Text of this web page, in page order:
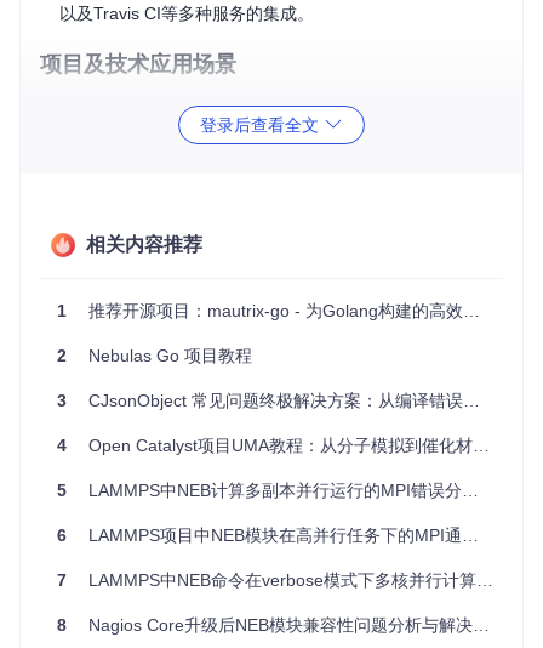
以及Travis CI等多种服务的集成。
项目及技术应用场景
Go-NEB适用于需要将外部系统集成到Matrix聊天平台的情
y引擎获取表情包。
自动化构建通知：监控Travis CI的构建状态并及时反馈结
果。
复。
加新功能。
：支持第三方网站（如GitHub、JIRA）的身份验
证。
简洁API ：清晰的API设计使得配置和开发更加简单。
尽管Go-NEB已经不再维护，但其代码库和理念仍然为那些希
登录后查看全文
相关内容推荐
1 推荐开源项目：mautrix-go - 为Golang构建的高效Matrix框架
2 Nebulas Go 项目教程
3 CJsonObject 常见问题终极解决方案：从编译错误到内存泄漏一网打尽
4 Open Catalyst项目UMA教程：从分子模拟到催化材料计算
5 LAMMPS中NEB计算多副本并行运行的MPI错误分析与修复
6 LAMMPS项目中NEB模块在高并行任务下的MPI通信问题分析
7 LAMMPS中NEB命令在verbose模式下多核并行计算的Segfault问题分析
8 Nagios Core升级后NEB模块兼容性问题分析与解决方案